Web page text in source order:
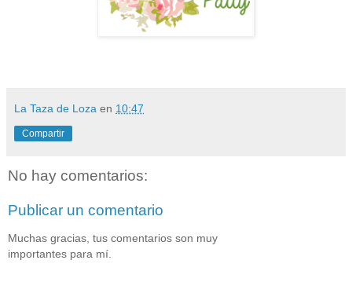
La Taza de Loza en 10:47
Compartir
No hay comentarios:
Publicar un comentario
Muchas gracias, tus comentarios son muy
importantes para mí.